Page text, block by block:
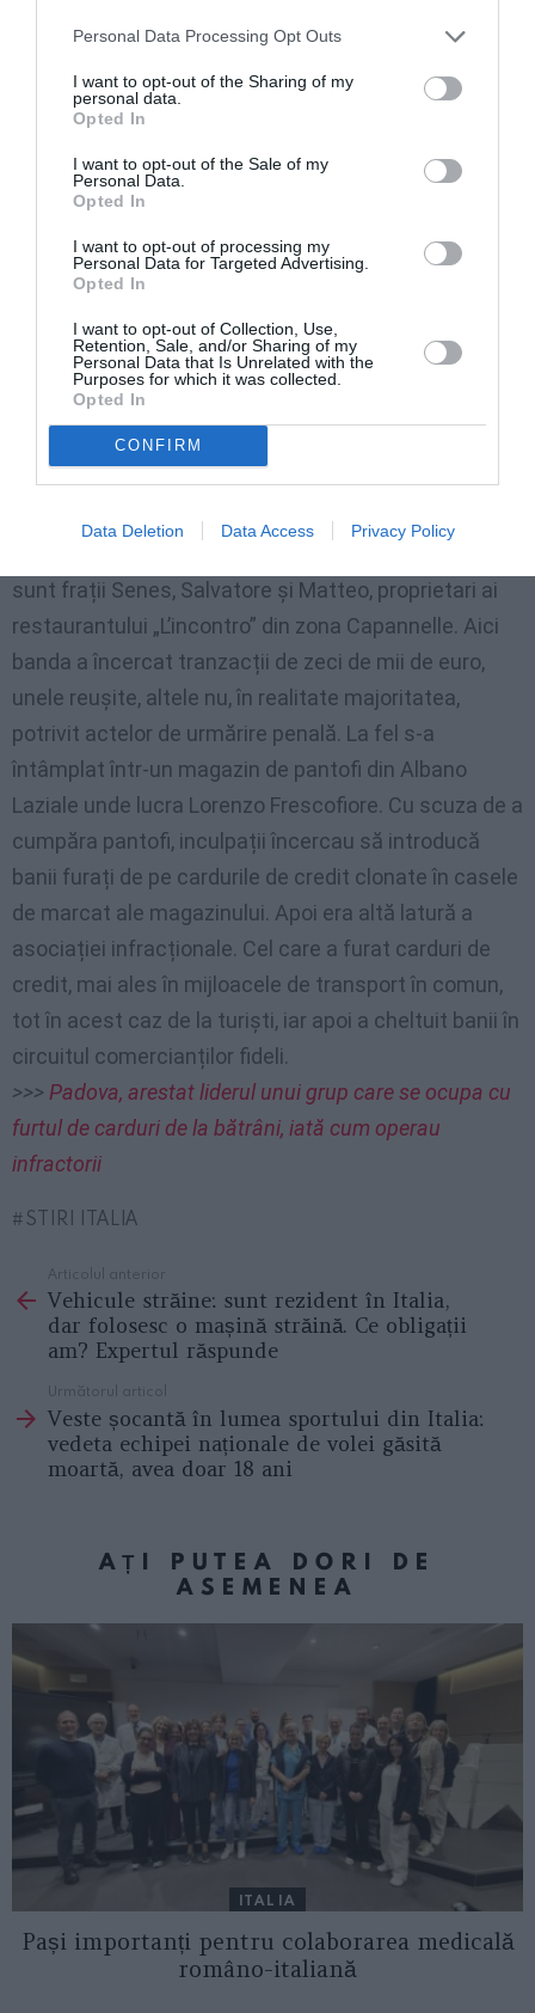
Personal Data Processing Opt Outs
I want to opt-out of the Sharing of my
personal data.
Opted In
I want to opt-out of the Sale of my
Personal Data.
Opted In
I want to opt-out of processing my
Personal Data for Targeted Advertising.
Opted In
I want to opt-out of Collection, Use,
Retention, Sale, and/or Sharing of my
Personal Data that Is Unrelated with the
Purposes for which it was collected.
Opted In
CONFIRM
Data Deletion Data Access Privacy Policy
nou același Gavrus care a cumpărat pe 4 august
Aurelia cu două tranzacții diferite „pentru o sumă
totală de 3457,80 euro”, după cum se arată în
rechizitoriu. Maurizio Guerra, în vârstă de 49 de ani, la
8 iulie a aceluiași an a cheltuit 949 de euro de la un
turist într-un Euronics de pe Via Aurelia. Și mai e și
Danut Cimpoeru, român de 47 de ani , care la 1
McDonald’s la 9 dimineața, unde a cheltuit 9,40 euro
și a ajuns în un magazin de îmbrăcăminte din zona
Ponte Milvio, de unde a cumpărat îmbrăcăminte în
valoare de 375 de euro.
Printre cei 20 de inculpați se numără și câțiva
sunt frații Senes, Salvatore și Matteo, proprietari ai
restaurantului „L’incontro” din zona Capannelle. Aici
banda a încercat tranzacții de zeci de mii de euro,
unele reușite, altele nu, în realitate majoritatea,
potrivit actelor de urmărire penală. La fel s-a
întâmplat într-un magazin de pantofi din Albano
Laziale unde lucra Lorenzo Frescofiore. Cu scuza de a
cumpăra pantofi, inculpații încercau să introducă
banii furați de pe cardurile de credit clonate în casele
de marcat ale magazinului. Apoi era altă latură a
asociației infracționale. Cel care a furat carduri de
credit, mai ales în mijloacele de transport în comun,
tot în acest caz de la turiști, iar apoi a cheltuit banii în
circuitul comercianților fideli.
>>> Padova, arestat liderul unui grup care se ocupa cu
furtul de carduri de la bătrâni, iată cum operau
infractorii
STIRI ITALIA
more
Articolul anterior
Vehicule străine: sunt rezident în Italia,
dar folosesc o mașină străină. Ce obligații
am? Expertul răspunde
Următorul articol
Veste șocantă în lumea sportului din Italia:
vedeta echipei naționale de volei găsită
moartă, avea doar 18 ani
AȚI PUTEA DORI DE
ASEMENEA
ITALIA
Pași importanți pentru colaborarea medicală
româno-italiană